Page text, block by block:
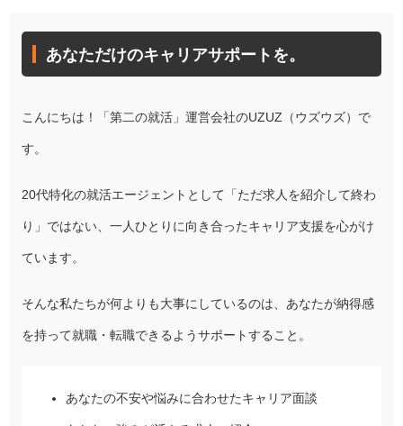
あなただけのキャリアサポートを。
こんにちは！「第二の就活」運営会社のUZUZ（ウズウズ）で
す。
20代特化の就活エージェントとして「ただ求人を紹介して終わ
り」ではない、一人ひとりに向き合ったキャリア支援を心がけ
ています。
そんな私たちが何よりも大事にしているのは、あなたが納得感
を持って就職・転職できるようサポートすること。
あなたの不安や悩みに合わせたキャリア面談